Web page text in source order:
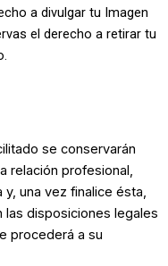
a divulgar tu Imagen
el derecho a retirar tu
se conservarán
relación profesional,
una vez finalice ésta,
las disposiciones legales
procederá a su